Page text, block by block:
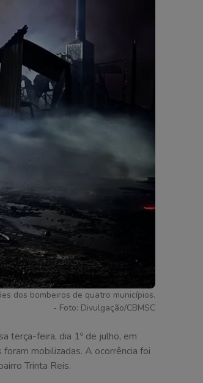
dos bombeiros de quatro municípios.
- Foto: Divulgação/CBMSC
terça-feira, dia 1º de julho, em
mobilizadas. A ocorrência foi
Trinta Reis.